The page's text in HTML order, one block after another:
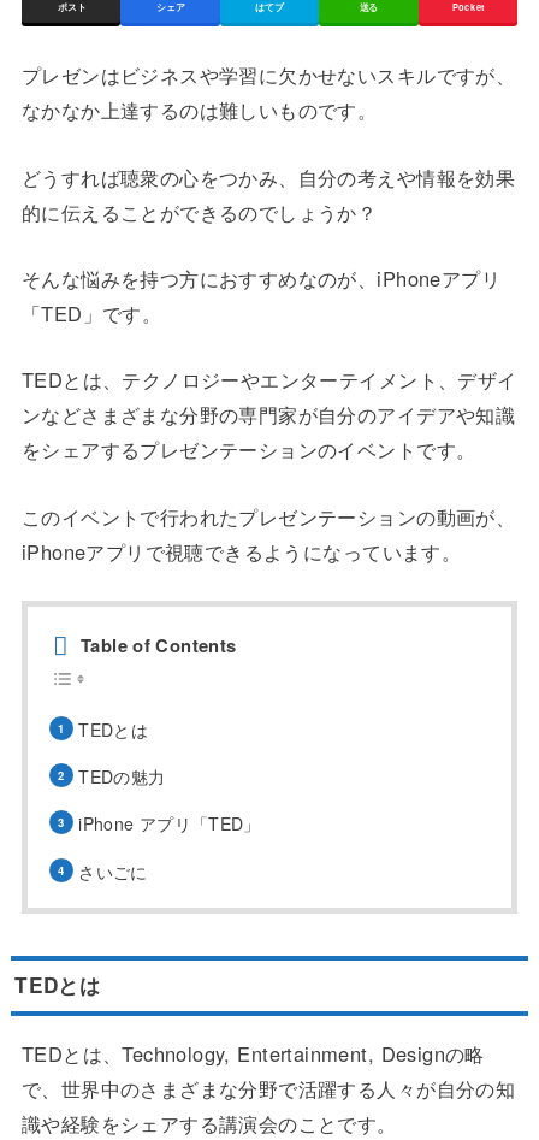
ポスト シェア はてブ 送る Pocket
プレゼンはビジネスや学習に欠かせないスキルですが、
なかなか上達するのは難しいものです。
どうすれば聴衆の心をつかみ、自分の考えや情報を効果
的に伝えることができるのでしょうか？
そんな悩みを持つ方におすすめなのが、iPhoneアプリ
「TED」です。
TEDとは、テクノロジーやエンターテイメント、デザイ
ンなどさまざまな分野の専門家が自分のアイデアや知識
をシェアするプレゼンテーションのイベントです。
このイベントで行われたプレゼンテーションの動画が、
iPhoneアプリで視聴できるようになっています。
Table of Contents
TEDとは
TEDの魅力
iPhone アプリ「TED」
さいごに
TEDとは
TEDとは、Technology, Entertainment, Designの略
で、世界中のさまざまな分野で活躍する人々が自分の知
識や経験をシェアする講演会のことです。